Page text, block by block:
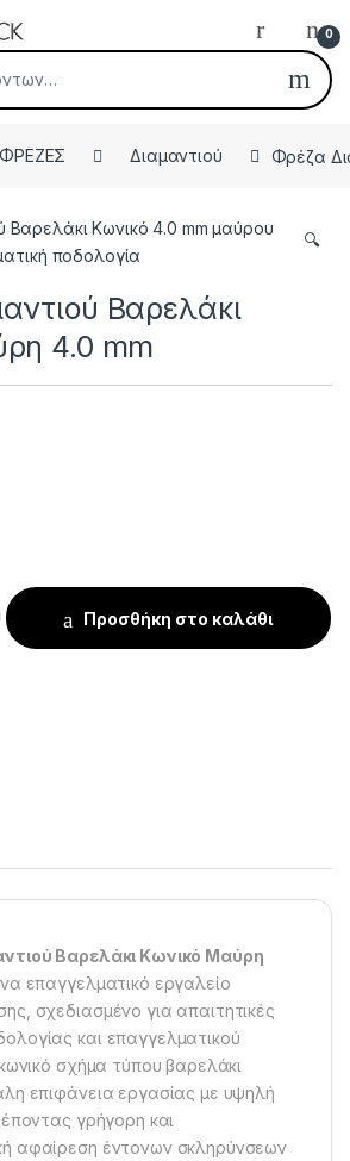
0
ΦΡΕΖΕΣ Διαμαντιού Φρέζα
🔍
Βαρελάκι
4.0 mm
Κωνικό Μαύρη 4.0 mm quantity
Προσθήκη στο καλάθι
Βαρελάκι Κωνικό Μαύρη
επαγγελματικό εργαλείο
σχεδιασμένο για απαιτητικές
και επαγγελματικού
σχήμα τύπου βαρελάκι
επιφάνεια εργασίας με υψηλή
γρήγορη και
αφαίρεση έντονων σκληρύνσεων